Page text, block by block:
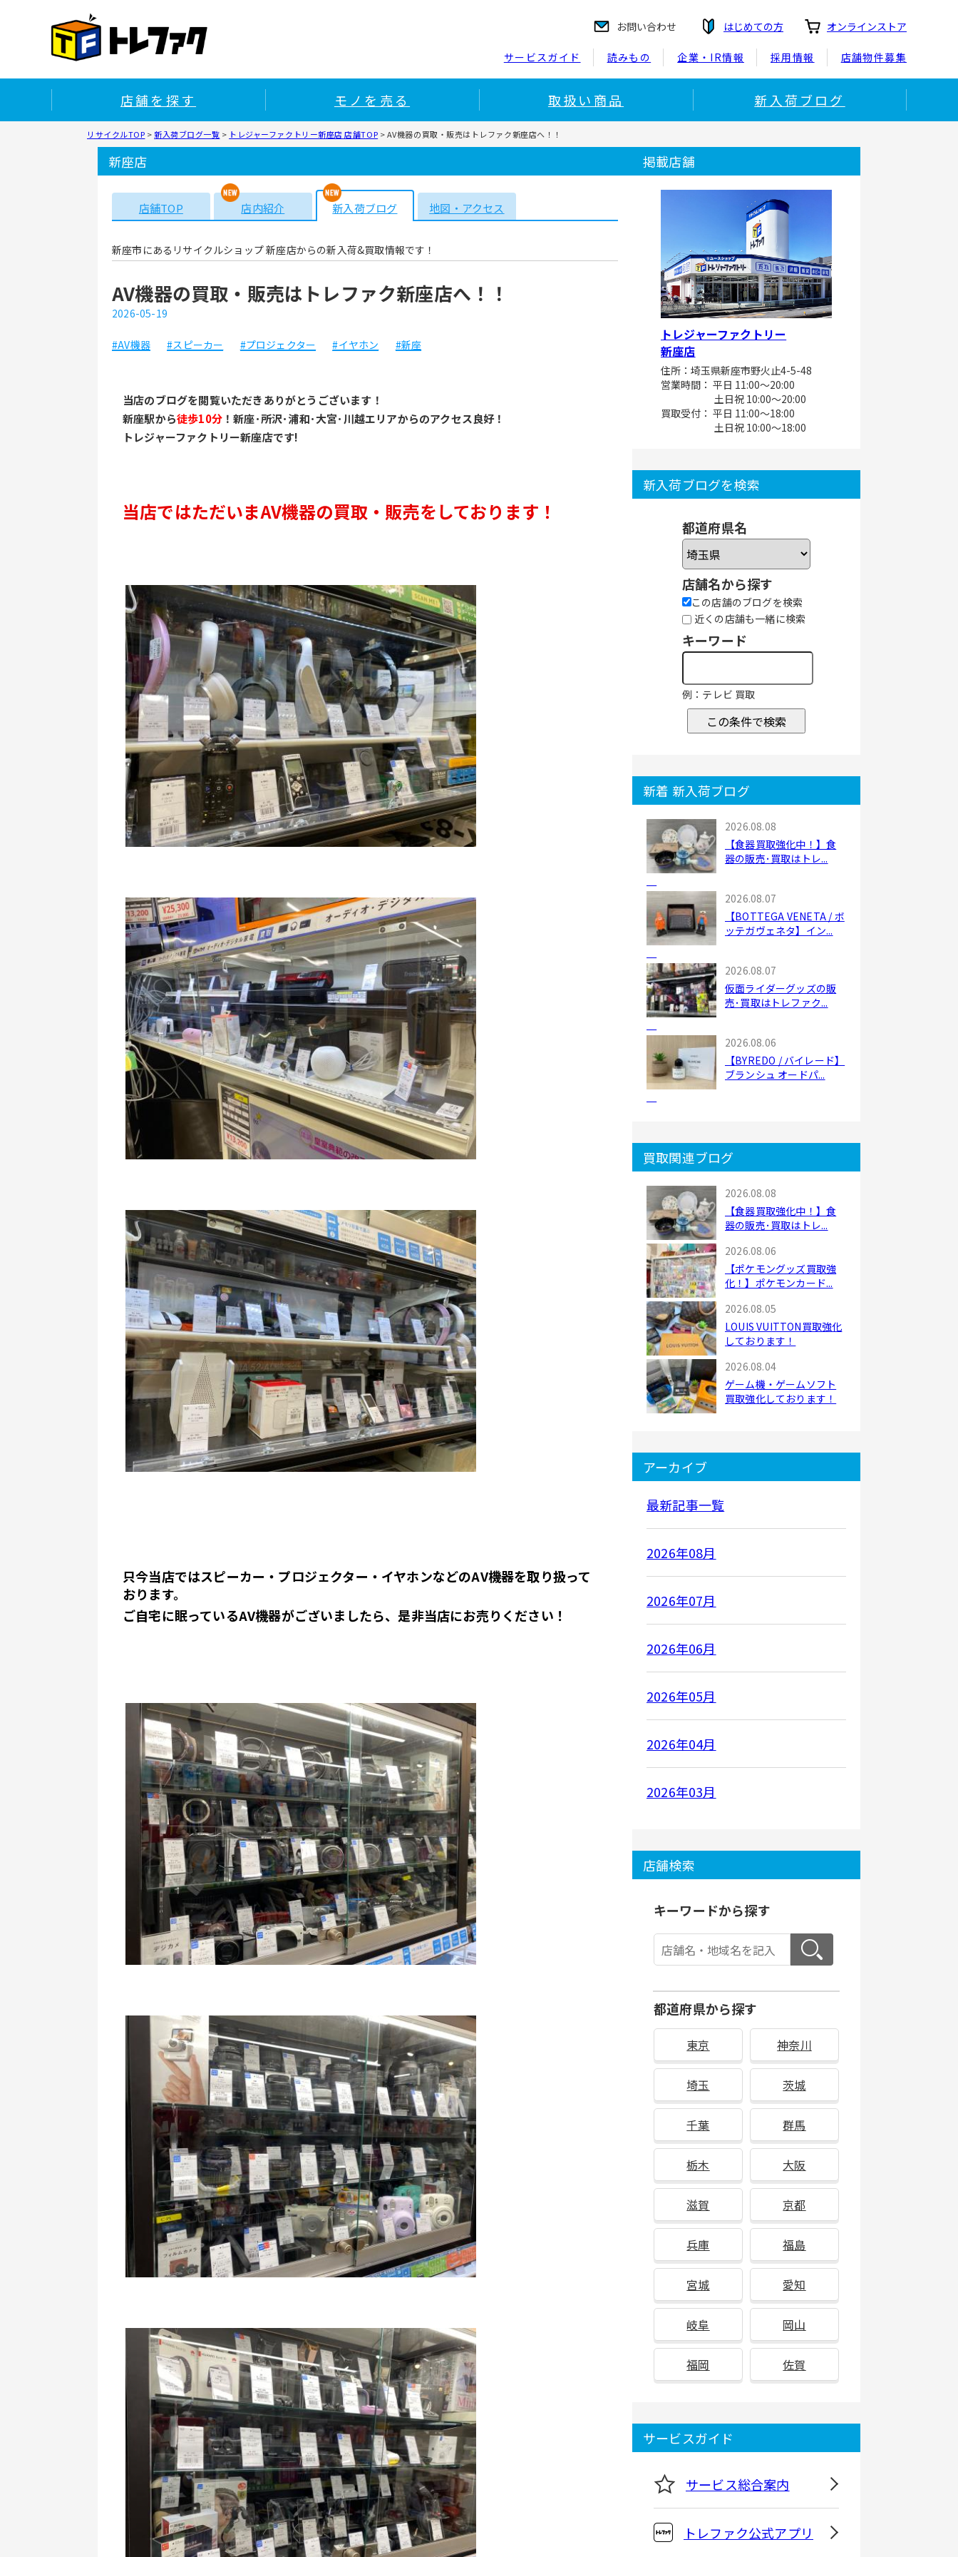
お問い合わせ はじめての方 オンラインストア
サービスガイド 読みもの 企業・IR情報 採用情報 店舗物件募集
店舗を探す モノを売る 取扱い商品 新入荷ブログ
リサイクルTOP >新入荷ブログ一覧 > トレジャーファクトリー新座店 店舗TOP >AV機器の買取・販売はトレファク新座店へ！！
新座店
店舗TOP 店内紹介 新入荷ブログ 地図・アクセス
新座市にあるリサイクルショップ 新座店からの新入荷&買取情報です！
AV機器の買取・販売はトレファク新座店へ！！
2026-05-19
#AV機器 #スピーカー #プロジェクター #イヤホン #新座
当店のブログを閲覧いただきありがとうございます！
新座駅から徒歩10分 ！新座･所沢･浦和･大宮･川越エリアからのアクセス良好！
トレジャーファクトリー新座店です!
当店ではただいまAV機器の買取・販売をしております！
只今当店ではスピーカー・プロジェクター・イヤホンなどのAV機器を取り扱って
おります。
ご自宅に眠っているAV機器がございましたら、是非当店にお売りください！
掲載店舗
トレジャーファクトリー
新座店
住所：埼玉県新座市野火止4-5-48
営業時間： 平日 11:00～20:00
土日祝 10:00～20:00
買取受付： 平日 11:00～18:00
土日祝 10:00～18:00
新入荷ブログを検索
都道府県名
店舗名から探す
この店舗のブログを検索
近くの店舗も一緒に検索
キーワード
例：テレビ 買取
この条件で検索
新着 新入荷ブログ
2026.08.08
【食器買取強化中！】食
器の販売･買取はトレ...
2026.08.07
【BOTTEGA VENETA / ボ
ッテガヴェネタ】イン...
2026.08.07
仮面ライダーグッズの販
売･買取はトレファク...
2026.08.06
【BYREDO / バイレード】
ブランシュ オードパ...
買取関連ブログ
2026.08.08
【食器買取強化中！】食
器の販売･買取はトレ...
2026.08.06
【ポケモングッズ買取強
化！】ポケモンカード...
2026.08.05
LOUIS VUITTON買取強化
しております！
2026.08.04
ゲーム機・ゲームソフト
買取強化しております！
アーカイブ
最新記事一覧
2026年08月
2026年07月
2026年06月
2026年05月
2026年04月
2026年03月
店舗検索
キーワードから探す
都道府県から探す
東京 神奈川
埼玉 茨城
千葉 群馬
栃木 大阪
滋賀 京都
兵庫 福島
宮城 愛知
岐阜 岡山
福岡 佐賀
サービスガイド
サービス総合案内
トレファク公式アプリ